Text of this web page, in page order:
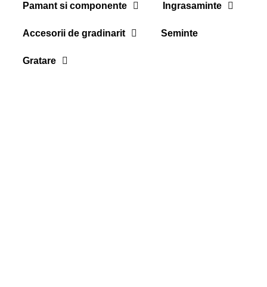
Pamant si componente Ingrasaminte
Accesorii de gradinarit Seminte
Gratare